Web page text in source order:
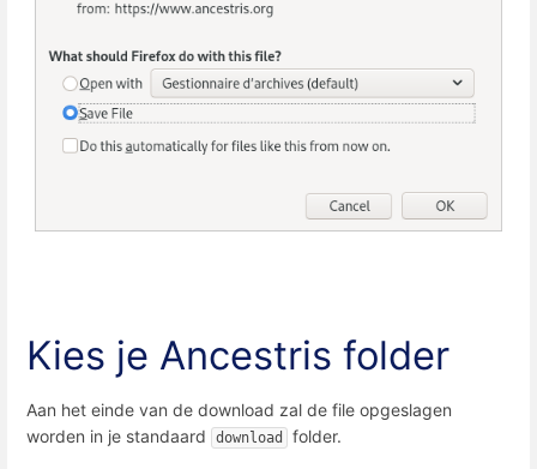
Kies je Ancestris folder
Aan het einde van de download zal de file opgeslagen
worden in je standaard
download folder.